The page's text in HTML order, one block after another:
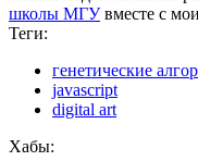
школы МГУвместе с
Теги:
генетические
javascript
digital art
Хабы: